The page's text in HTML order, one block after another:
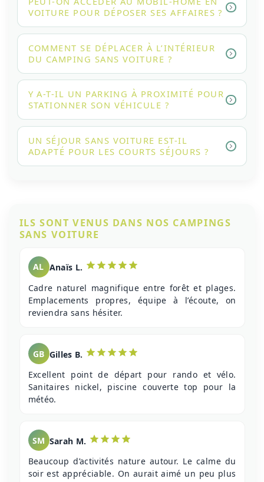
VOITURE POUR DÉPOSER SES AFFAIRES ?
COMMENT SE DÉPLACER À L’INTÉRIEUR
DU CAMPING SANS VOITURE ?
Y A-T-IL UN PARKING À PROXIMITÉ POUR
STATIONNER SON VÉHICULE ?
UN SÉJOUR SANS VOITURE EST-IL
ADAPTÉ POUR LES COURTS SÉJOURS ?
ILS SONT VENUS DANS NOS CAMPINGS
SANS VOITURE
AL Anaïs L.
Cadre naturel magnifique entre forêt et plages.
Emplacements propres, équipe à l’écoute, on
reviendra sans hésiter.
GB Gilles B.
Excellent point de départ pour rando et vélo.
Sanitaires nickel, piscine couverte top pour la
météo.
SM Sarah M.
Beaucoup d’activités nature autour. Le calme du
soir est appréciable. On aurait aimé un peu plus